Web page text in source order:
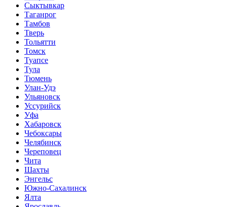
Сыктывкар
Таганрог
Тамбов
Тверь
Тольятти
Томск
Туапсе
Тула
Тюмень
Улан-Удэ
Ульяновск
Уссурийск
Уфа
Хабаровск
Чебоксары
Челябинск
Череповец
Чита
Шахты
Энгельс
Южно-Сахалинск
Ялта